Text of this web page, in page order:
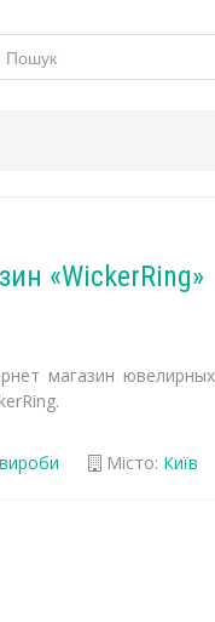
«WickerRing»
магазин
Місто: Київ